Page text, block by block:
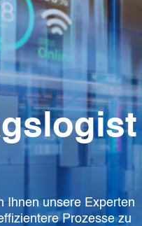
Ihnen unsere Experten
Prozesse zu